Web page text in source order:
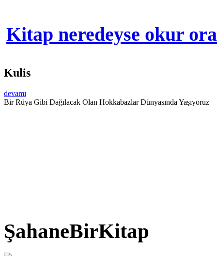
Kitap neredeyse okur
Kulis
devamı
Bir Rüya Gibi Dağılacak Olan Hokkabazlar Dünyasında Yaşıyoruz
ŞahaneBirKitap